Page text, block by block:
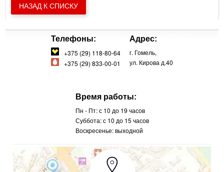
НАЗАД К СПИСКУ
Телефоны:
+375 (29) 118-80-64
+375 (29) 833-00-01
Адрес:
г. Гомель,
ул. Кирова д.40
Время работы:
Пн - Пт: с 10 до 19 часов
Суббота: с 10 до 15 часов
Воскресенье: выходной